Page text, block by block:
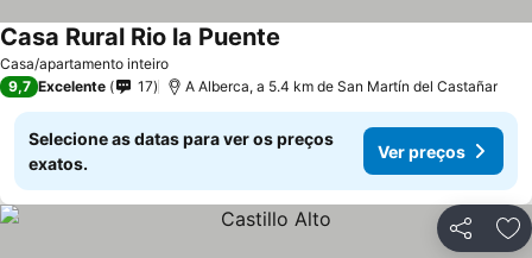
Casa/apartamento inteiro
Casa Rural Rio la Puente
9,7 Excelente 17 A Alberca, a 5.4 km de San Martín del Castañar
Selecione as datas para ver os preços
exatos.
Ver preços
Partilhar